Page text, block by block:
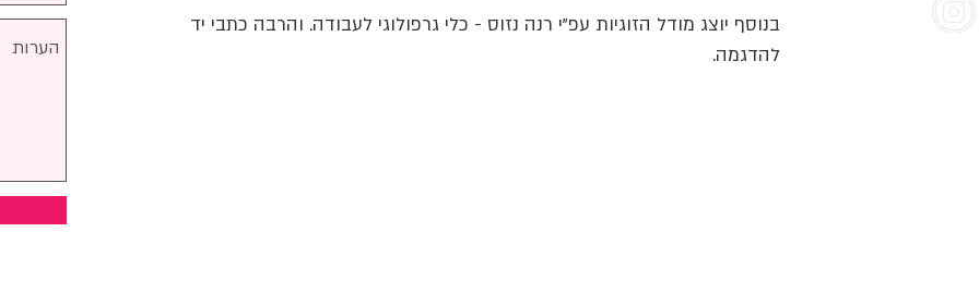
בנוסף יוצג מודל הזוגיות עפ"י רנה נזוס - כלי גרפולוגי לעבודה. והרבה כתבי יד
להדגמה.